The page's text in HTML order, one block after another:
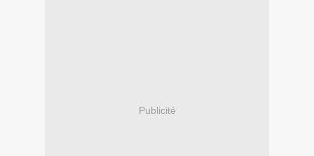
Publicité